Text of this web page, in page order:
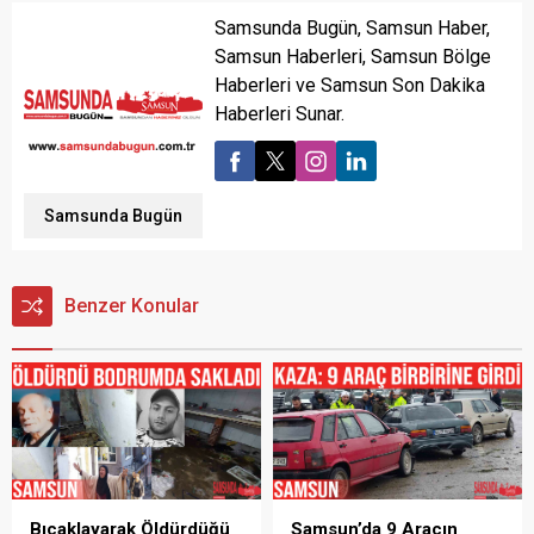
Samsunda Bugün
Samsunda Bugün, Samsun Haber,
Samsun Haberleri, Samsun Bölge
Haberleri ve Samsun Son Dakika
Haberleri Sunar.
Benzer Konular
Bıçaklayarak Öldürdüğü
Samsun’da 9 Aracın